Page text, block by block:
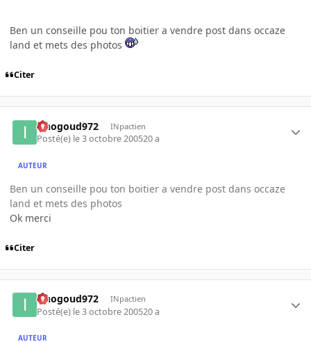
Ben un conseille pou ton boitier a vendre post dans occaze
land et mets des photos
Citer
iznogoud972 INpactien
Posté(e) le 3 octobre 200520 a
AUTEUR
Ben un conseille pou ton boitier a vendre post dans occaze
land et mets des photos
Ok merci
Citer
iznogoud972 INpactien
Posté(e) le 3 octobre 200520 a
AUTEUR